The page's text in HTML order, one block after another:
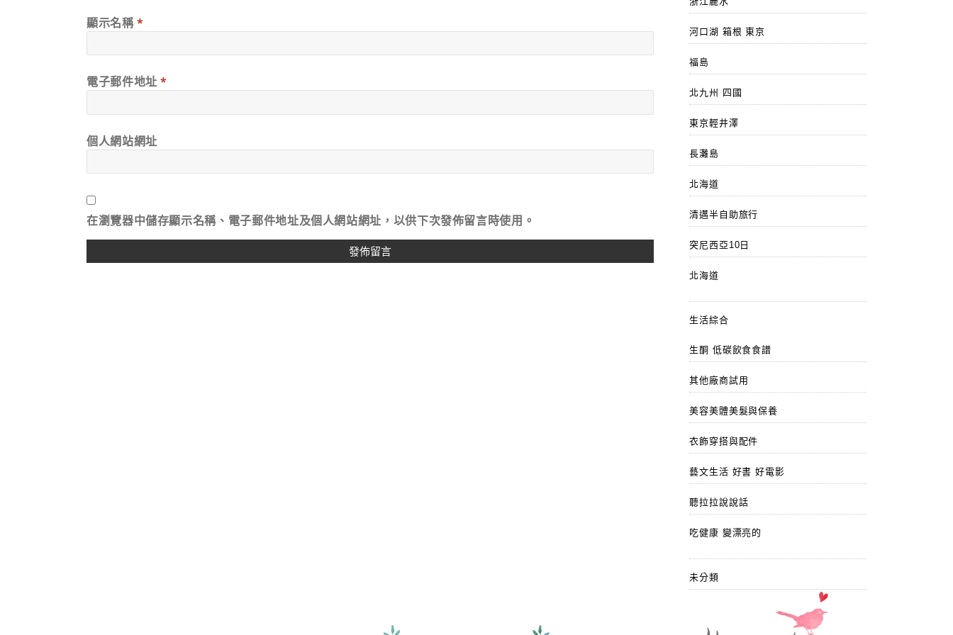
顯示名稱*
電子郵件地址*
個人網站網址
在瀏覽器中儲存顯示名稱、電子郵件地址及個人網站網址，以供下次發佈留言時使用。
河口湖 箱根 東京
福島
北九州 四國
東京輕井澤
長灘島
北海道
清邁半自助旅行
突尼西亞10日
北海道
生活綜合
生酮 低碳飲食食譜
其他廠商試用
美容美體美髮與保養
衣飾穿搭與配件
藝文生活 好書 好電影
聽拉拉說說話
吃健康 變漂亮的
未分類